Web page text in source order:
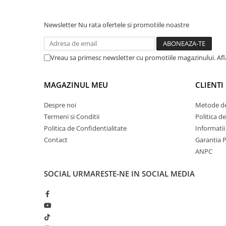
Newsletter Nu rata ofertele si promotiile noastre
Vreau sa primesc newsletter cu promotiile magazinului.
MAGAZINUL MEU
Despre noi
Termeni si Conditii
Politica de Confidentialitate
Contact
CLIENTI
Metode
Politica
Garantia
ANPC
SOCIAL URMARESTE-NE IN SOCIAL MEDIA